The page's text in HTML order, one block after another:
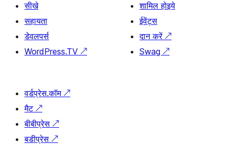
सीखे
सहायता
डेवलपर्स
WordPress.TV ↗
शामिल होइये
ईवेंट्स
दान करें ↗
Swag ↗
वर्डप्रेस.कॉम ↗
मैट ↗
बीबीप्रेस ↗
बडीप्रेस ↗